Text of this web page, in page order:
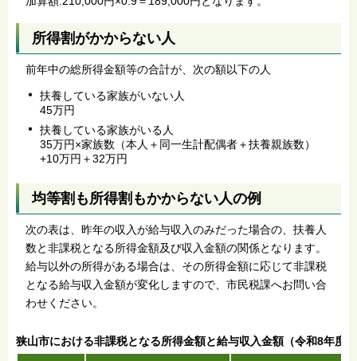
所得割がかからない人
前年中の総所得金額等の合計が、次の額以下の人
扶養している家族がいない人
45万円
扶養している家族がいる人
35万円×家族数（本人＋同一生計配偶者＋扶養親族数）
+10万円＋32万円
均等割も所得割もかからない人の例
次の表は、昨年の収入が給与収入のみだった場合の、扶養人
数と非課税となる所得金額及び収入金額の関係となります。
給与以外の所得がある場合は、その所得金額に応じて非課税
となる給与収入金額が変化しますので、市民税課へお問い合
わせください。
狭山市における非課税となる所得金額と給与収入金額（令和8年度